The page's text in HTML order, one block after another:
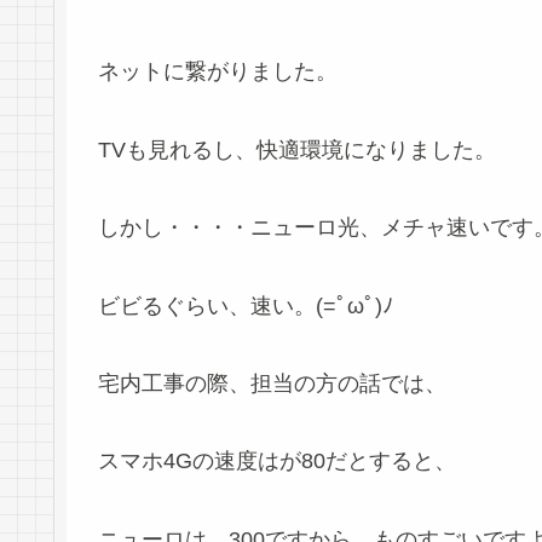
ネットに繋がりました。
TVも見れるし、快適環境になりました。
しかし・・・・ニューロ光、メチャ速いです。
ビビるぐらい、速い。(=ﾟωﾟ)ﾉ
宅内工事の際、担当の方の話では、
スマホ4Gの速度はが80だとすると、